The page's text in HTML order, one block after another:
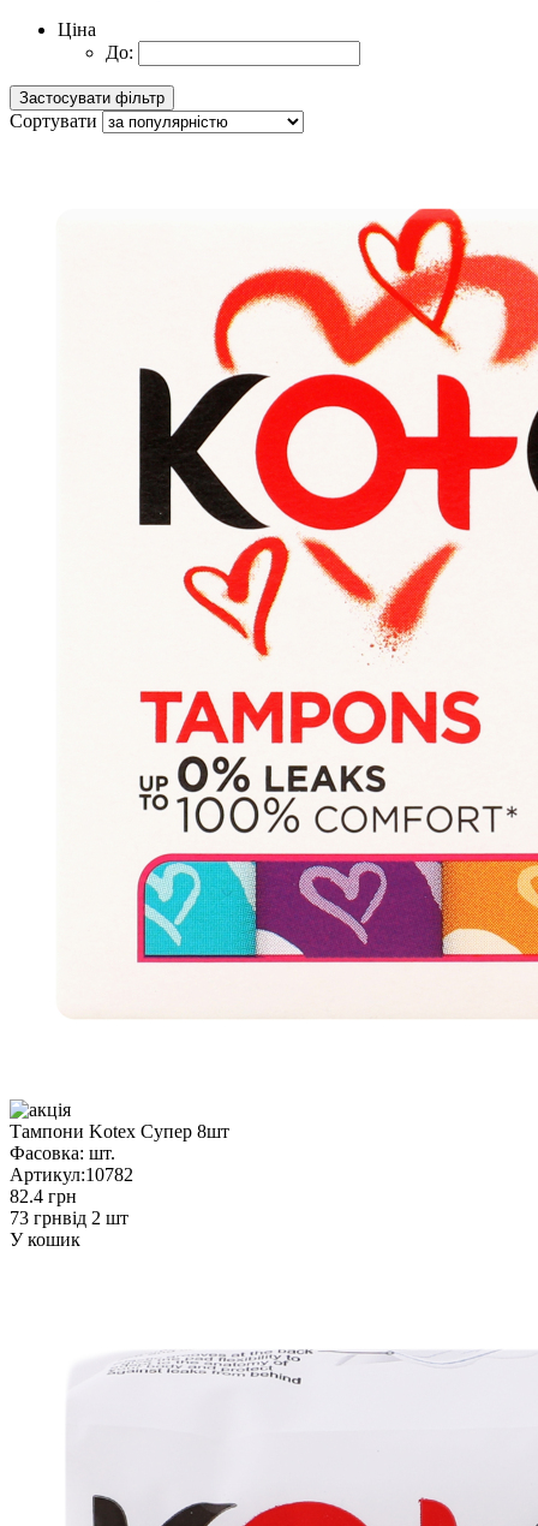
Ціна
До:
Сортувати
Тампони Kotex Супер 8шт
Фасовка: шт.
Артикул:10782
82.4 грн
73 грнвід 2 шт
У кошик